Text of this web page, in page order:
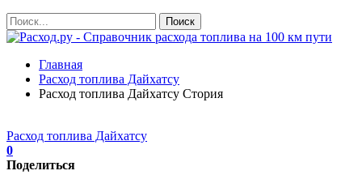
Главная
Расход топлива Дайхатсу
Расход топлива Дайхатсу Стория
Расход топлива Дайхатсу
0
Поделиться